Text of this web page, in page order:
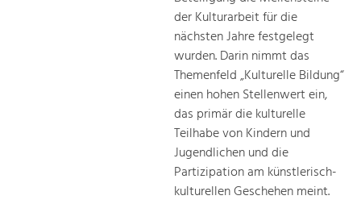
der Kulturarbeit für die
nächsten Jahre festgelegt
wurden. Darin nimmt das
Themenfeld „Kulturelle Bildung“
einen hohen Stellenwert ein,
das primär die kulturelle
Teilhabe von Kindern und
Jugendlichen und die
Partizipation am künstlerisch-
kulturellen Geschehen meint.